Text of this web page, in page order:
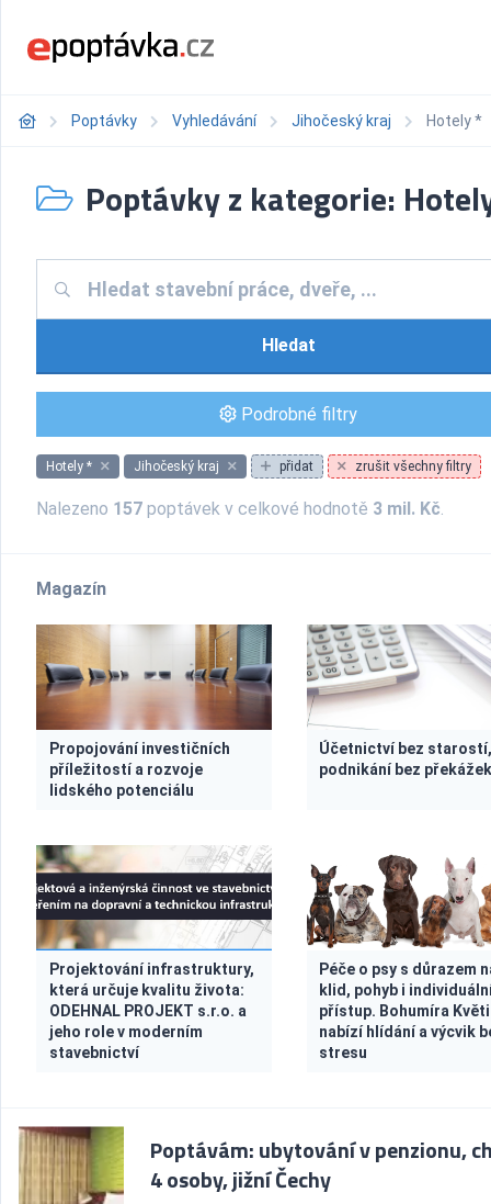
Poptávky Vyhledávání Jihočeský kraj Hotely *
Poptávky z kategorie:
Hledat
Podrobné filtry
Hotely * Jihočeský kraj přidat zrušit všechny filtry
Nalezeno 157 poptávek v celkové hodnotě 3 mil. Kč.
Magazín
Propojování investičních
příležitostí a rozvoje
lidského potenciálu
Účetnictví bez
podnikání bez
Projektování infrastruktury,
která určuje kvalitu života:
ODEHNAL PROJEKT s.r.o. a
jeho role v moderním
stavebnictví
Péče o psy s důrazem
klid, pohyb i
přístup. Bohumíra
nabízí hlídání a výcvik
stresu
Poptávám: ubytování v penzionu,
4 osoby, jižní Čechy